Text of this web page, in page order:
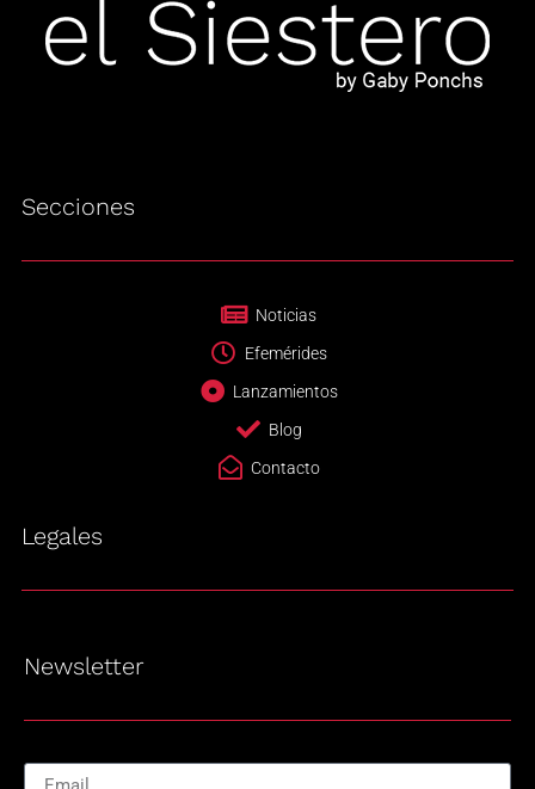
Secciones
Noticias
Efemérides
Lanzamientos
Blog
Contacto
Legales
Newsletter